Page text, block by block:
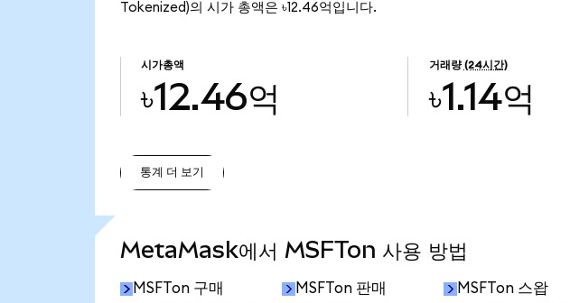
Tokenized)의 시가 총액은 ৳12.46억입니다.
시가총액
৳12.46억
거래량 (24시간)
৳1.14억
통계 더 보기
MetaMask에서 MSFTon 사용 방법
MSFTon 구매 MSFTon 판매 MSFTon 스왑